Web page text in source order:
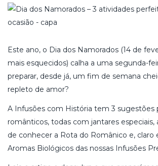
Este ano, o Dia dos Namorados (14 de
mais esquecidos) calha a uma segunda-
preparar, desde já, um fim de semana
repleto de amor?
A Infusões com História tem 3 sugestões
românticos, todas com jantares especiais,
de conhecer a Rota do Românico e, claro
Aromas Biológicos das nossas Infusões